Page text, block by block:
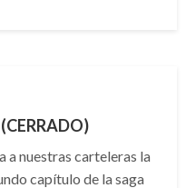
a nuestras carteleras la
capítulo de la saga